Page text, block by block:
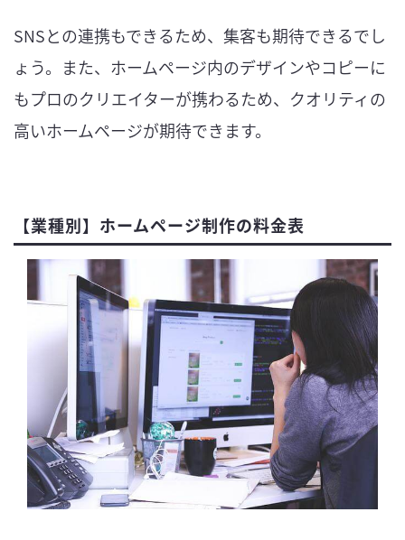
SNSとの連携もできるため、集客も期待できるでし
ょう。また、ホームページ内のデザインやコピーに
もプロのクリエイターが携わるため、クオリティの
高いホームページが期待できます。
【業種別】ホームページ制作の料金表